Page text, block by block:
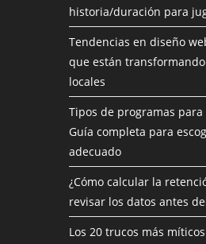
historia/duración para
Tendencias en diseño
que están
locales
Tipos de programas para
Guía completa para
adecuado
¿Cómo calcular la
revisar los datos antes
Los 20 trucos más